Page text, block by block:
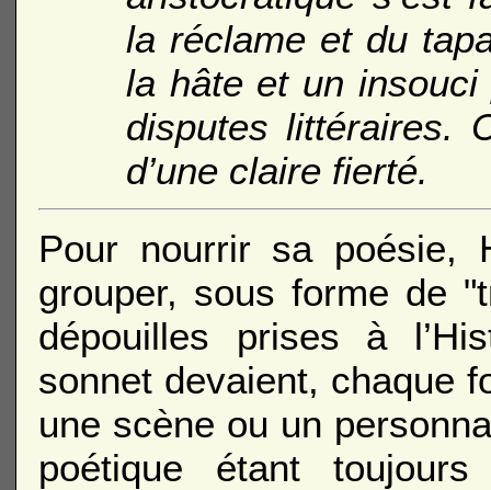
la réclame et du
la hâte et un
disputes littéraires.
d’une claire fierté.
Pour nourrir sa poésie,
grouper, sous forme de
dépouilles prises à
sonnet devaient, chaque
une scène ou un
poétique étant